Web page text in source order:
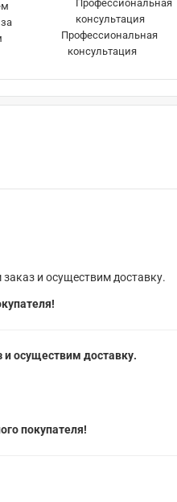
Профессиональная
консультация
и осуществим доставку.
осуществим доставку.
покупателя!